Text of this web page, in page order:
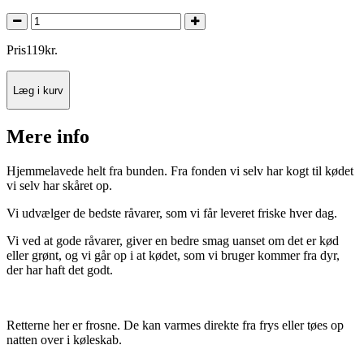
Pris119kr.
Læg i kurv
Mere info
Hjemmelavede helt fra bunden. Fra fonden vi selv har kogt til kødet
vi selv har skåret op.
Vi udvælger de bedste råvarer, som vi får leveret friske hver dag.
Vi ved at gode råvarer, giver en bedre smag uanset om det er kød
eller grønt, og vi går op i at kødet, som vi bruger kommer fra dyr,
der har haft det godt.
Retterne her er frosne. De kan varmes direkte fra frys eller tøes op
natten over i køleskab.